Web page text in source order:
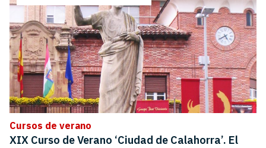
Cursos de verano
XIX Curso de Verano ‘Ciudad de Calahorra’. El